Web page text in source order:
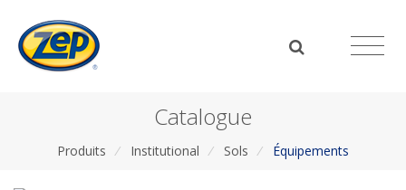
Catalogue
Produits / Institutional / Sols / Équipements